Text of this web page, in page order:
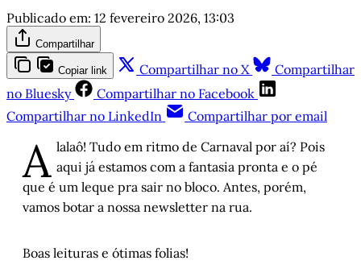
Publicado em: 12 fevereiro 2026, 13:03
Compartilhar
Copiar link Compartilhar no X
Compartilhar
no Bluesky
Compartilhar no Facebook
Compartilhar no LinkedIn
Compartilhar por email
A lalaô! Tudo em ritmo de Carnaval por aí? Pois
aqui já estamos com a fantasia pronta e o pé
que é um leque pra sair no bloco. Antes, porém,
vamos botar a nossa newsletter na rua.
Boas leituras e ótimas folias!